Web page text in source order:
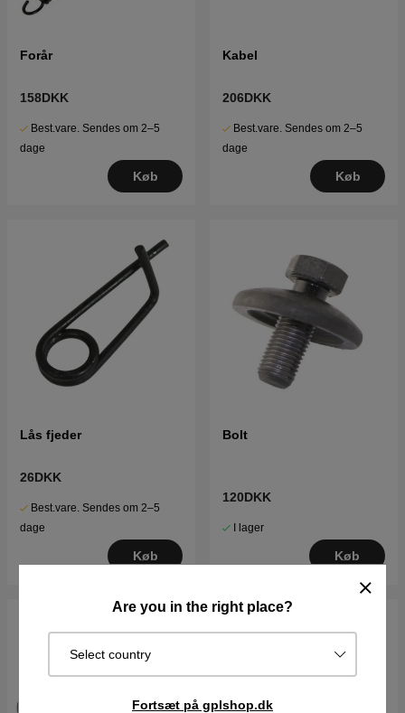
Are you in the right place?
Select country
Fortsæt på gplshop.dk
Forår
158DKK
Best.vare. Sendes om 2–5
dage
Køb
Kabel
206DKK
Best.vare. Sendes om 2–5
dage
Køb
Lås fjeder
26DKK
Best.vare. Sendes om 2–5
dage
Køb
Bolt
120DKK
I lager
Køb